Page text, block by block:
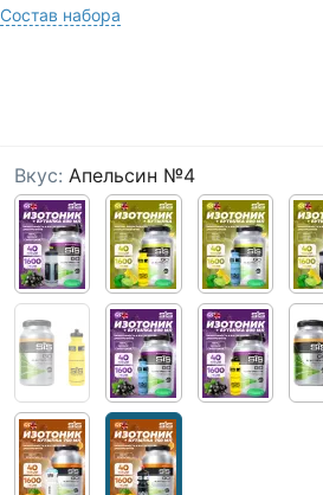
Состав набора
Вкус: Апельсин №4